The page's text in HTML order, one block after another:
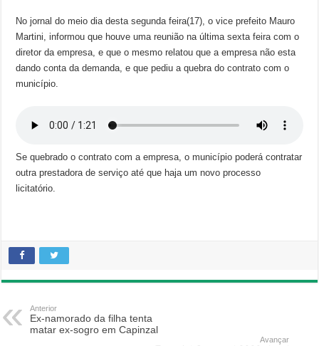
No jornal do meio dia desta segunda feira(17), o vice prefeito Mauro
Martini, informou que houve uma reunião na última sexta feira com o
diretor da empresa, e que o mesmo relatou que a empresa não esta
dando conta da demanda, e que pediu a quebra do contrato com o
município.
Se quebrado o contrato com a empresa, o município poderá contratar
outra prestadora de serviço até que haja um novo processo
licitatório.
Anterior
Ex-namorado da filha tenta
matar ex-sogro em Capinzal
Avançar